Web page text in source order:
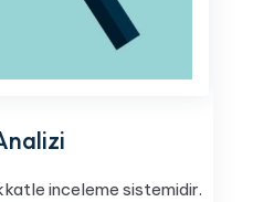
inceleme sistemidir.